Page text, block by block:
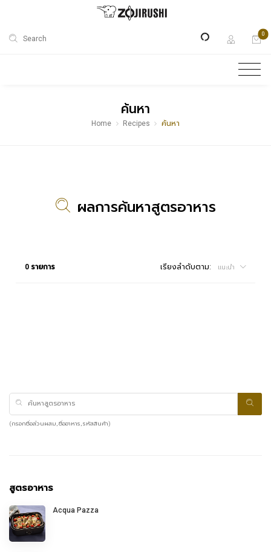
Search
0
ค้นหา
Home Recipes ค้นหา
ผลการค้นหาสูตรอาหาร
0 รายการ เรียงลำดับตาม: แนะนำ
(กรอกชื่อส่วนผสม, ชื่ออาหาร, รหัสสินค้า)
สูตรอาหาร
Acqua Pazza